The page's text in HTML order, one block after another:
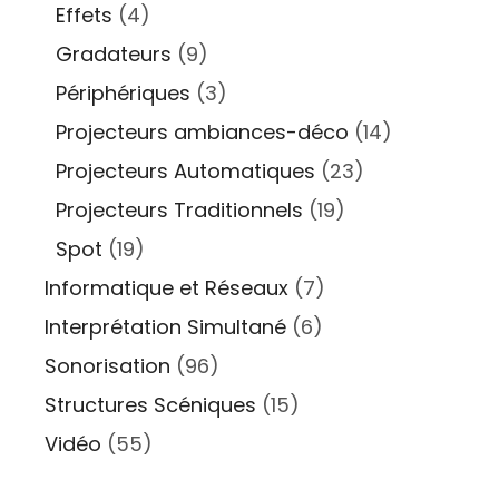
Effets (4)
Gradateurs (9)
Périphériques (3)
Projecteurs ambiances-déco (14)
Projecteurs Automatiques (23)
Projecteurs Traditionnels (19)
Spot (19)
Informatique et Réseaux (7)
Interprétation Simultané (6)
Sonorisation (96)
Structures Scéniques (15)
Vidéo (55)